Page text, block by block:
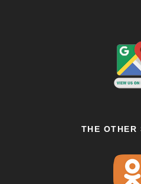
THE OTHER